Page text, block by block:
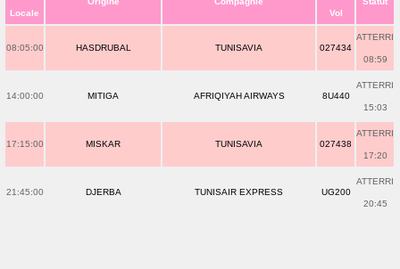
Locale Vol
08:05:00 HASDRUBAL TUNISAVIA 027434
ATTERRI
08:59
14:00:00 MITIGA AFRIQIYAH AIRWAYS 8U440
ATTERRI
15:03
17:15:00 MISKAR TUNISAVIA 027438
ATTERRI
17:20
21:45:00 DJERBA TUNISAIR EXPRESS UG200
ATTERRI
20:45